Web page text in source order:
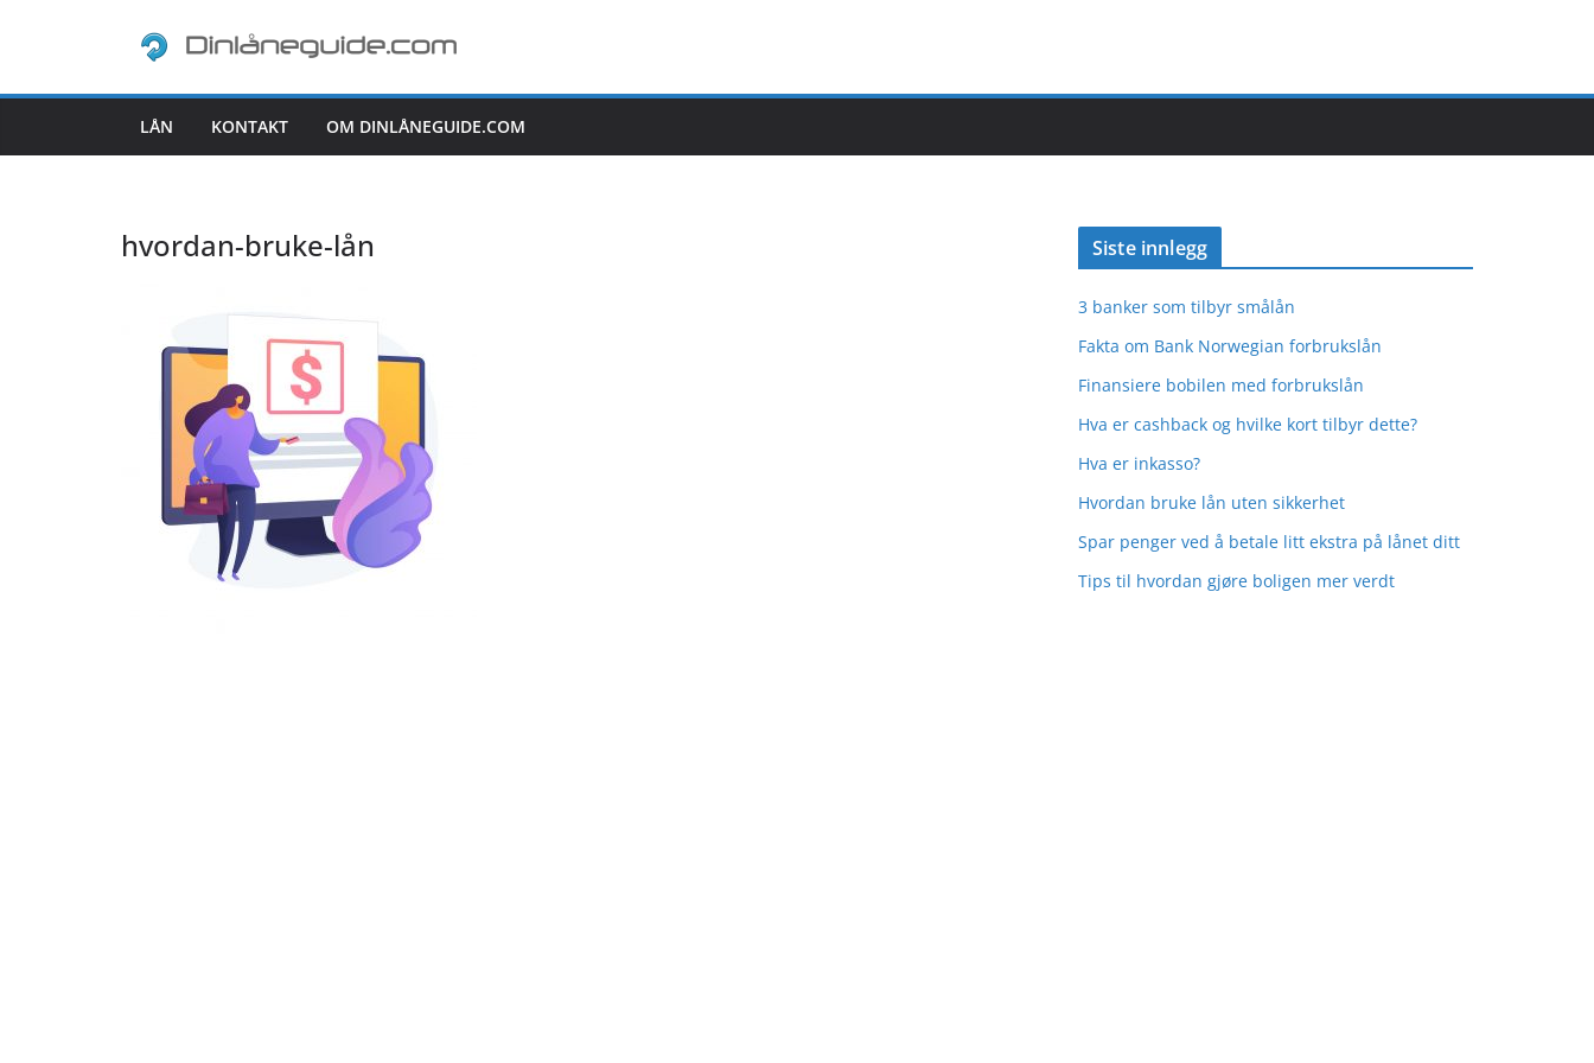
LÅN KONTAKT OM DINLÅNEGUIDE.COM
hvordan-bruke-lån Siste innlegg
3 banker som tilbyr smålån
Fakta om Bank Norwegian forbrukslån
Finansiere bobilen med forbrukslån
Hva er cashback og hvilke kort tilbyr dette?
Hva er inkasso?
Hvordan bruke lån uten sikkerhet
Spar penger ved å betale litt ekstra på lånet ditt
Tips til hvordan gjøre boligen mer verdt